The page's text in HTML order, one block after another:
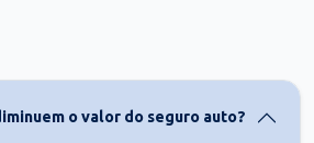
o valor do seguro auto?